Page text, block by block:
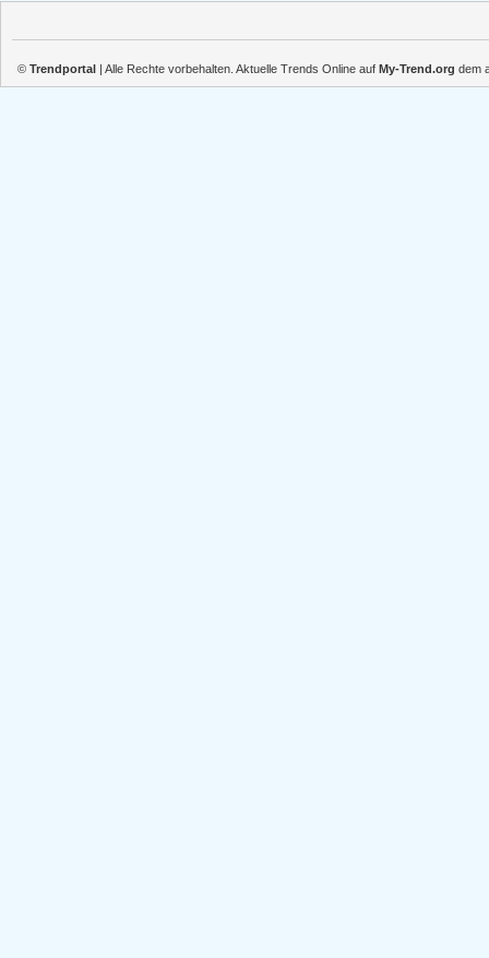
© Trendportal | Alle Rechte vorbehalten. Aktuelle Trends Online auf My-Trend.org dem